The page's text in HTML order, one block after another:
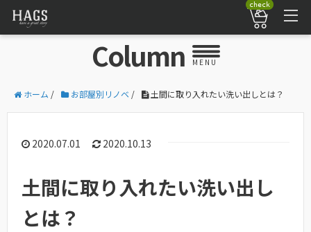
check
Column MENU
ホーム / お部屋別リノベ / 土間に取り入れたい洗い出しとは？
2020.07.01 2020.10.13
土間に取り入れたい洗い出し
とは？